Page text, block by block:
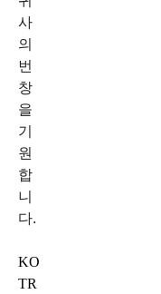
사
의
번
창
을
기
원
합
니
다.
KO
TR